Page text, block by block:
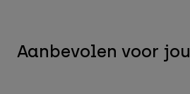
Aanbevolen voor jou